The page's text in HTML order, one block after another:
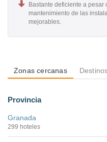
Bastante deficiente a pesar
mantenimiento de las
mejorables.
Zonas cercanas
Provincia
Granada
299 hoteles